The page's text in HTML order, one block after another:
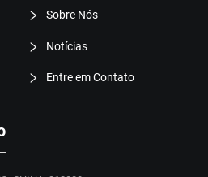
Sobre Nós
Notícias
Entre em Contato